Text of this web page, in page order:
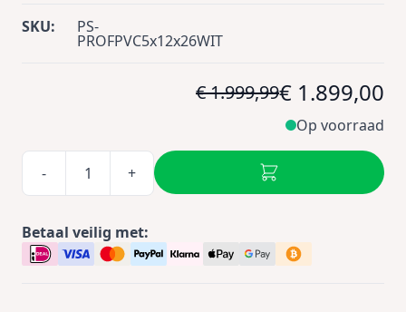
SKU: PS-
PROFPVC5x12x26WIT
€ 1.999,99€ 1.899,00
Op voorraad
- +
Betaal veilig met: